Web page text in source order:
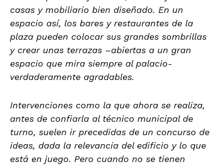
casas y mobiliario bien diseñado. En un
espacio así, los bares y restaurantes de la
plaza pueden colocar sus grandes sombrillas
y crear unas terrazas –abiertas a un gran
espacio que mira siempre al palacio-
verdaderamente agradables.
Intervenciones como la que ahora se realiza,
antes de confiarla al técnico municipal de
turno, suelen ir precedidas de un concurso de
ideas, dada la relevancia del edificio y lo que
está en juego. Pero cuando no se tienen